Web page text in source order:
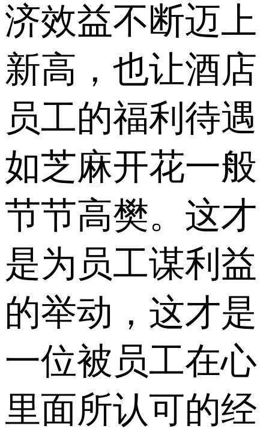
济效益不断迈上
新高，也让酒店
员工的福利待遇
如芝麻开花一般
节节高樊。这才
是为员工谋利益
的举动，这才是
一位被员工在心
里面所认可的经